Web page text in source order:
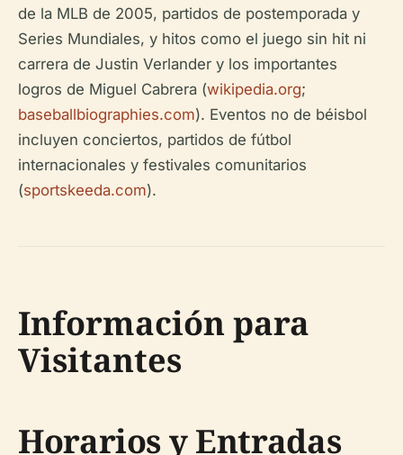
de la MLB de 2005, partidos de postemporada y
Series Mundiales, y hitos como el juego sin hit ni
carrera de Justin Verlander y los importantes
logros de Miguel Cabrera (wikipedia.org;
baseballbiographies.com). Eventos no de béisbol
incluyen conciertos, partidos de fútbol
internacionales y festivales comunitarios
(sportskeeda.com).
Información para
Visitantes
Horarios y Entradas